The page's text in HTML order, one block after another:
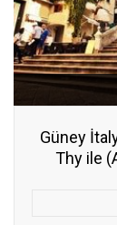
Güney
Thy ile